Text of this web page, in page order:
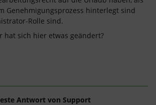
Genehmigungsprozess hinterlegt sind
Rolle sind.
hat sich hier etwas geändert?
Antwort von Support